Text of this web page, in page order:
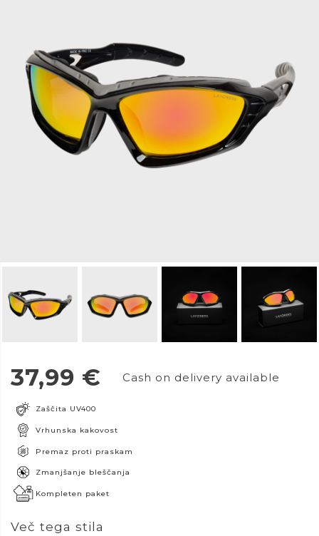
37,99 € Cash on delivery available
Zaščita UV400
Vrhunska kakovost
Premaz proti praskam
Zmanjšanje bleščanja
Kompleten paket
Več tega stila